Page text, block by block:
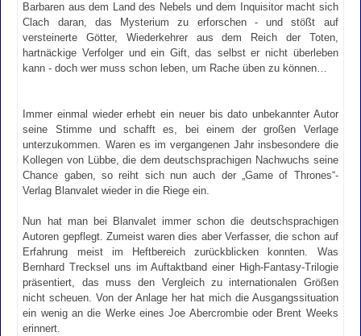
Barbaren aus dem Land des Nebels und dem Inquisitor macht sich
Clach daran, das Mysterium zu erforschen - und stößt auf
versteinerte Götter, Wiederkehrer aus dem Reich der Toten,
hartnäckige Verfolger und ein Gift, das selbst er nicht überleben
kann - doch wer muss schon leben, um Rache üben zu können…
Immer einmal wieder erhebt ein neuer bis dato unbekannter Autor
seine Stimme und schafft es, bei einem der großen Verlage
unterzukommen. Waren es im vergangenen Jahr insbesondere die
Kollegen von Lübbe, die dem deutschsprachigen Nachwuchs seine
Chance gaben, so reiht sich nun auch der „Game of Thrones“-
Verlag Blanvalet wieder in die Riege ein.
Nun hat man bei Blanvalet immer schon die deutschsprachigen
Autoren gepflegt. Zumeist waren dies aber Verfasser, die schon auf
Erfahrung meist im Heftbereich zurückblicken konnten. Was
Bernhard Trecksel uns im Auftaktband einer High-Fantasy-Trilogie
präsentiert, das muss den Vergleich zu internationalen Größen
nicht scheuen. Von der Anlage her hat mich die Ausgangssituation
ein wenig an die Werke eines Joe Abercrombie oder Brent Weeks
erinnert.